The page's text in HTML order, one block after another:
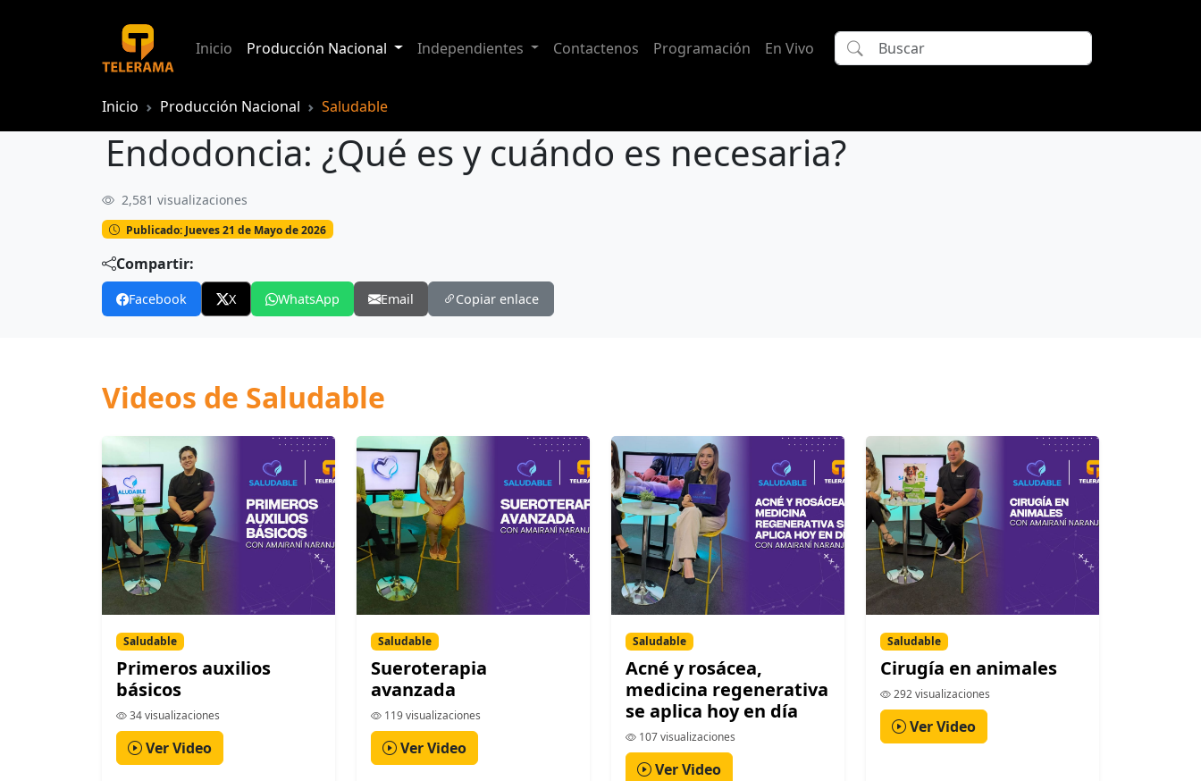
Inicio Producción Nacional Independientes Contactenos Programación En Vivo
Inicio Producción Nacional Saludable
Endodoncia: ¿Qué es y cuándo es necesaria?
Endodoncia: ¿Qué es y cuándo es necesaria?
2,581 visualizaciones
Publicado: Jueves 21 de Mayo de 2026
Compartir:
Facebook X WhatsApp Email Copiar enlace
Videos de Saludable
Saludable
Primeros auxilios
básicos
34 visualizaciones
Ver Video
Saludable
Sueroterapia
avanzada
119 visualizaciones
Ver Video
Saludable
Acné y rosácea,
medicina regenerativa
se aplica hoy en día
107 visualizaciones
Ver Video
Saludable
Cirugía en animales
292 visualizaciones
Ver Video